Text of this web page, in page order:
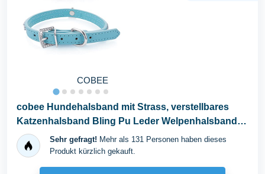
COBEE
cobee Hundehalsband mit Strass, verstellbares
Katzenhalsband Bling Pu Leder Welpenhalsband
Kristall...Sehr gefragt! Mehr als 131 Personen haben dieses
Produkt kürzlich gekauft.